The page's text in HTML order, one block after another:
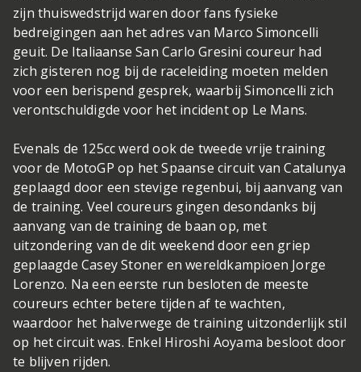
zijn thuiswedstrijd waren door fans fysieke
bedreigingen aan het adres van Marco Simoncelli
geuit. De Italiaanse San Carlo Gresini coureur had
zich gisteren nog bij de raceleiding moeten melden
voor een berispend gesprek, waarbij Simoncelli zich
verontschuldigde voor het incident op Le Mans.
Evenals de 125cc werd ook de tweede vrije training
voor de MotoGP op het Spaanse circuit van Catalunya
geplaagd door een stevige regenbui, bij aanvang van
de training. Veel coureurs gingen desondanks bij
aanvang van de training de baan op, met
uitzondering van de dit weekend door een griep
geplaagde Casey Stoner en wereldkampioen Jorge
Lorenzo. Na een eerste run besloten de meeste
coureurs echter betere tijden af te wachten,
waardoor het halverwege de training uitzonderlijk stil
op het circuit was. Enkel Hiroshi Aoyama besloot door
te blijven rijden.